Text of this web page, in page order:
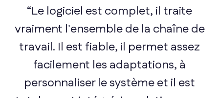
“Le logiciel est complet, il traite
vraiment l'ensemble de la chaîne de
travail. Il est fiable, il permet assez
facilement les adaptations, à
personnaliser le système et il est